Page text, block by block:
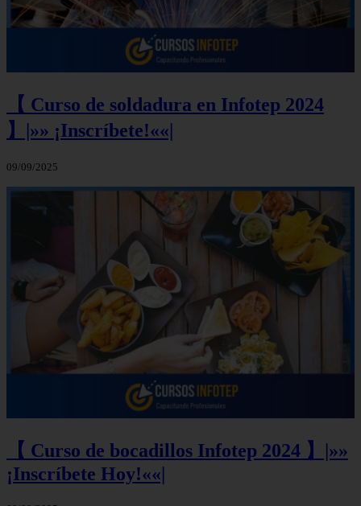
【 Curso de soldadura en Infotep 2024
】|»» ¡Inscríbete!««|
09/09/2025
【 Curso de bocadillos Infotep 2024 】|»»
¡Inscríbete Hoy!««|